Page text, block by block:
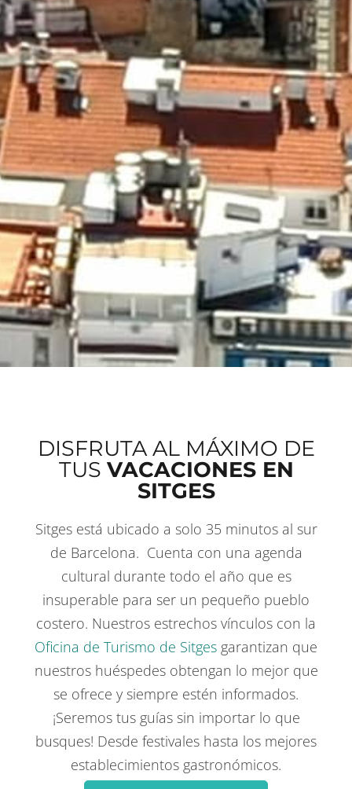
DISFRUTA AL MÁXIMO DE
TUS VACACIONES EN
SITGES
Sitges está ubicado a solo 35 minutos al sur
de Barcelona. Cuenta con una agenda
cultural durante todo el año que es
insuperable para ser un pequeño pueblo
costero. Nuestros estrechos vínculos con la
Oficina de Turismo de Sitges garantizan que
nuestros huéspedes obtengan lo mejor que
se ofrece y siempre estén informados.
¡Seremos tus guías sin importar lo que
busques! Desde festivales hasta los mejores
establecimientos gastronómicos.
COSAS QUE HACEREN SITGES